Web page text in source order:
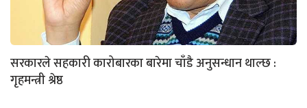
सरकारले सहकारी कारोबारका बारेमा चाँडै अनुसन्धान थाल्छ :
गृहमन्त्री श्रेष्ठ